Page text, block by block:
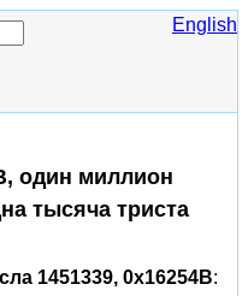
English
один миллион
тысяча триста
1451339, 0x16254B: